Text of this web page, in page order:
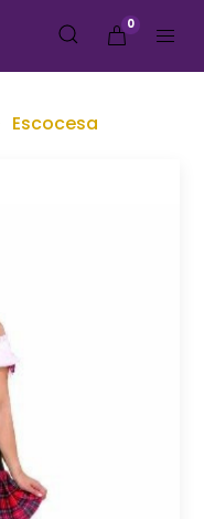
0
Escocesa